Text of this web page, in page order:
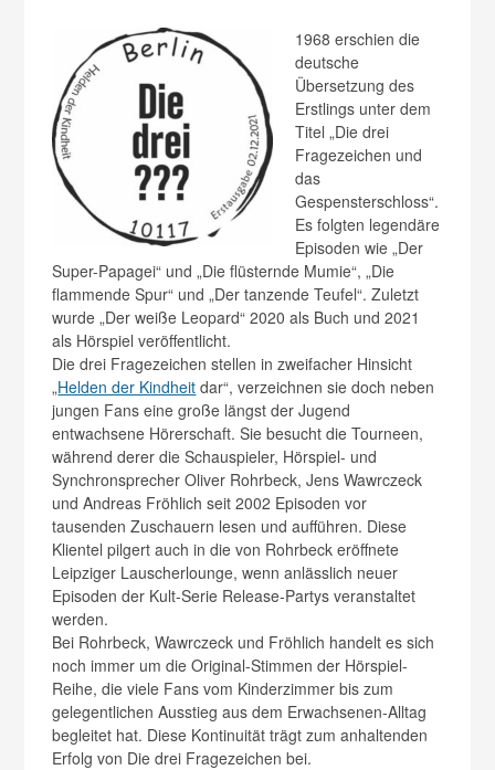
1968 erschien die
deutsche
Übersetzung des
Erstlings unter dem
Titel „Die drei
Fragezeichen und
das
Gespensterschloss“.
Es folgten legendäre
Episoden wie „Der
Super-Papagei“ und „Die flüsternde Mumie“, „Die
flammende Spur“ und „Der tanzende Teufel“. Zuletzt
wurde „Der weiße Leopard“ 2020 als Buch und 2021
als Hörspiel veröffentlicht.
Die drei Fragezeichen stellen in zweifacher Hinsicht
„Helden der Kindheit dar“, verzeichnen sie doch neben
jungen Fans eine große längst der Jugend
entwachsene Hörerschaft. Sie besucht die Tourneen,
während derer die Schauspieler, Hörspiel- und
Synchronsprecher Oliver Rohrbeck, Jens Wawrczeck
und Andreas Fröhlich seit 2002 Episoden vor
tausenden Zuschauern lesen und aufführen. Diese
Klientel pilgert auch in die von Rohrbeck eröffnete
Leipziger Lauscherlounge, wenn anlässlich neuer
Episoden der Kult-Serie Release-Partys veranstaltet
werden.
Bei Rohrbeck, Wawrczeck und Fröhlich handelt es sich
noch immer um die Original-Stimmen der Hörspiel-
Reihe, die viele Fans vom Kinderzimmer bis zum
gelegentlichen Ausstieg aus dem Erwachsenen-Alltag
begleitet hat. Diese Kontinuität trägt zum anhaltenden
Erfolg von Die drei Fragezeichen bei.